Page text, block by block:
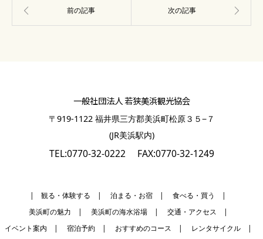
一般社団法人 若狭美浜観光協会
〒919-1122 福井県三方郡美浜町松原３５−７
(JR美浜駅内)
TEL:0770-32-0222 FAX:0770-32-1249
| 観る・体験する | 泊まる・お宿 | 食べる・買う
|
美浜町の魅力 | 美浜町の海水浴場| 交通・アクセス |
イベント案内 | 宿泊予約| おすすめのコース | レンタサイクル|